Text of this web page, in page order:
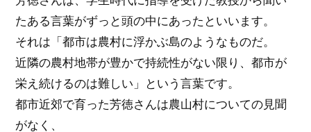
たある言葉がずっと頭の中にあったといいます。
それは「都市は農村に浮かぶ島のようなものだ。
近隣の農村地帯が豊かで持続性がない限り、都市が
栄え続けるのは難しい」という言葉です。
都市近郊で育った芳徳さんは農山村についての見聞
がなく、